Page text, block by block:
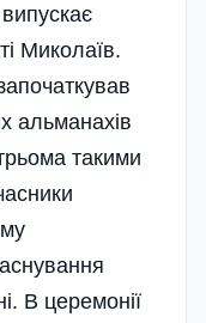
Миколаїв.
альманахів
такими
В церемонії